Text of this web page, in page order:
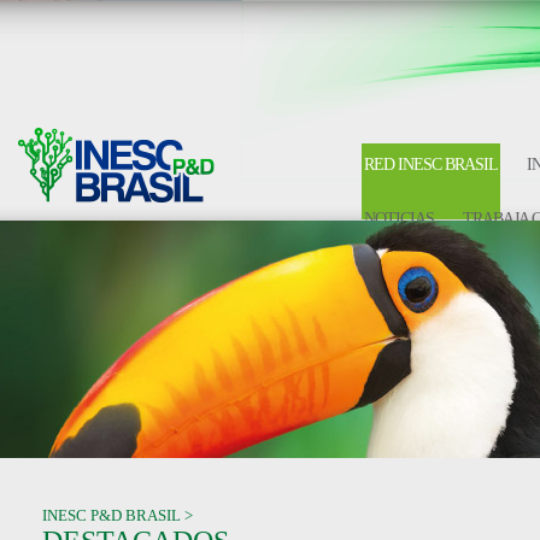
RED INESC BRASIL
NOTICIAS TRABAJA
INESC P&D BRASIL >